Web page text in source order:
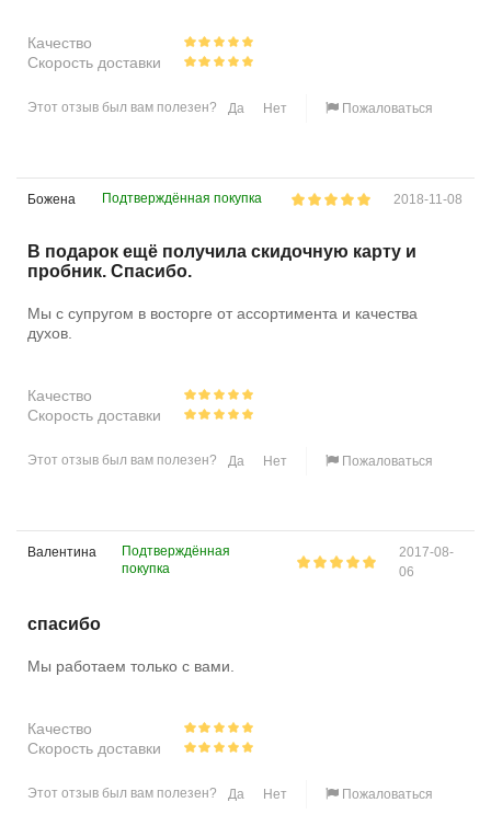
Качество
Скорость доставки
Этот отзыв был вам полезен? Да Нет Пожаловаться
Божена Подтверждённая покупка 2018-11-08
В подарок ещё получила скидочную карту и
пробник. Спасибо.
Мы с супругом в восторге от ассортимента и качества
духов.
Качество
Скорость доставки
Этот отзыв был вам полезен? Да Нет Пожаловаться
Валентина
Подтверждённая
покупка
2017-08-
06
спасибо
Мы работаем только с вами.
Качество
Скорость доставки
Этот отзыв был вам полезен? Да Нет Пожаловаться